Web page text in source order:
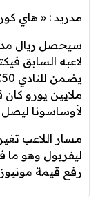
مدريد : « هاي
لاعبه السابق
ملايين يورو
لأوساسونا ليصل
مسار اللاعب
ليفربول وهو ما
رفع قيمة